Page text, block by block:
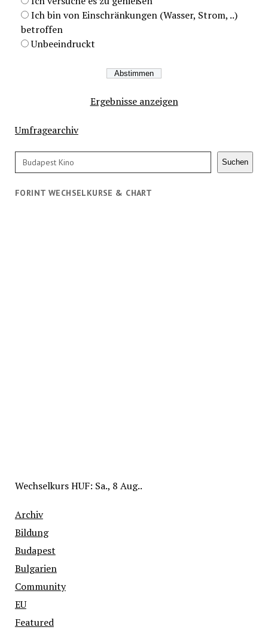
Ich bin von Einschränkungen (Wasser, Strom, ..)
betroffen
Unbeeindruckt
Ergebnisse anzeigen
Umfragearchiv
Suchen Suchen
FORINT WECHSELKURSE & CHART
WechselkursHUF: Sa., 8 Aug..
Archiv
Bildung
Budapest
Bulgarien
Community
EU
Featured